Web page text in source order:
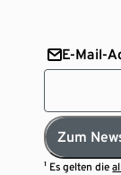
E-Mail-
Zum
¹ Es gelten die